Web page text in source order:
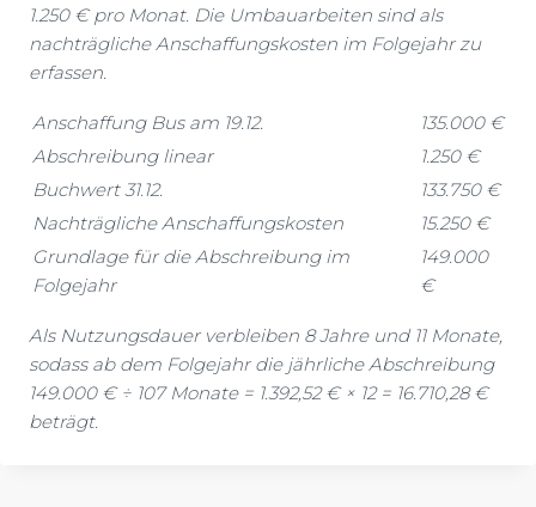
1.250 € pro Monat. Die Umbauarbeiten sind als
nachträgliche Anschaffungskosten im Folgejahr zu
erfassen.
Anschaffung Bus am 19.12.
135.000 €
Abschreibung linear
1.250 €
Buchwert 31.12.
133.750 €
Nachträgliche Anschaffungskosten
15.250 €
Grundlage für die Abschreibung im
Folgejahr
149.000
€
Als Nutzungsdauer verbleiben 8 Jahre und 11 Monate,
sodass ab dem Folgejahr die jährliche Abschreibung
149.000 € ÷ 107 Monate = 1.392,52 € × 12 = 16.710,28 €
beträgt.